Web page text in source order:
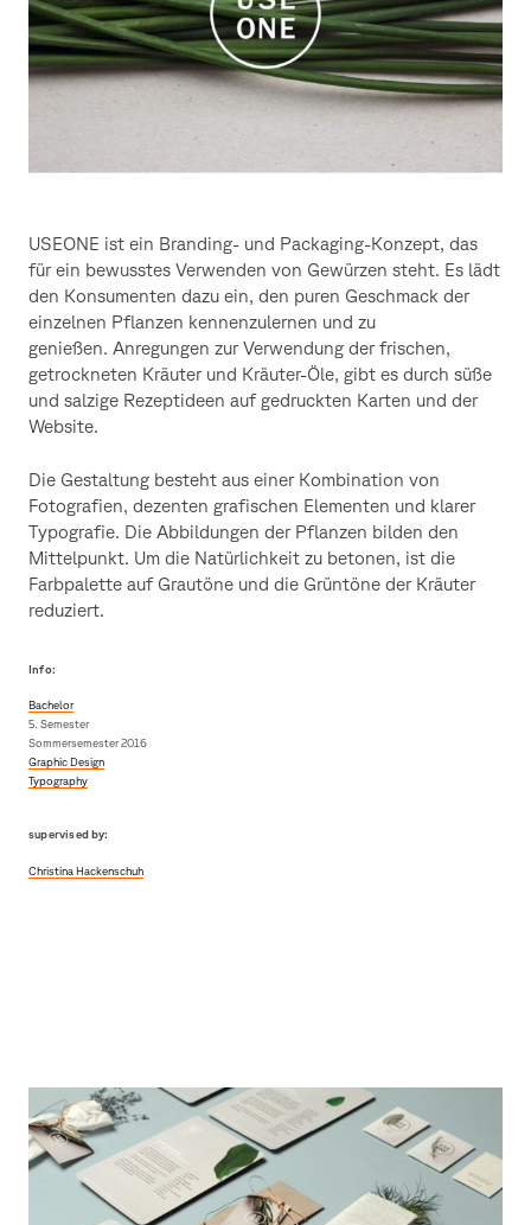
USEONE ist ein Branding- und Packaging-Konzept, das
für ein bewusstes Verwenden von Gewürzen steht. Es lädt
den Konsumenten dazu ein, den puren Geschmack der
einzelnen Pflanzen kennenzulernen und zu
genießen. Anregungen zur Verwendung der frischen,
getrockneten Kräuter und Kräuter-Öle, gibt es durch süße
und salzige Rezeptideen auf gedruckten Karten und der
Website.
Die Gestaltung besteht aus einer Kombination von
Fotografien, dezenten grafischen Elementen und klarer
Typografie. Die Abbildungen der Pflanzen bilden den
Mittelpunkt. Um die Natürlichkeit zu betonen, ist die
Farbpalette auf Grautöne und die Grüntöne der Kräuter
reduziert.
Info:
Bachelor
5. Semester
Sommersemester 2016
Graphic Design
Typography
supervised by:
Christina Hackenschuh